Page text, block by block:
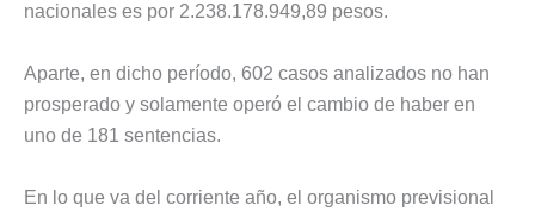
nacionales es por 2.238.178.949,89 pesos.
Aparte, en dicho período, 602 casos analizados no han
prosperado y solamente operó el cambio de haber en
uno de 181 sentencias.
En lo que va del corriente año, el organismo previsional